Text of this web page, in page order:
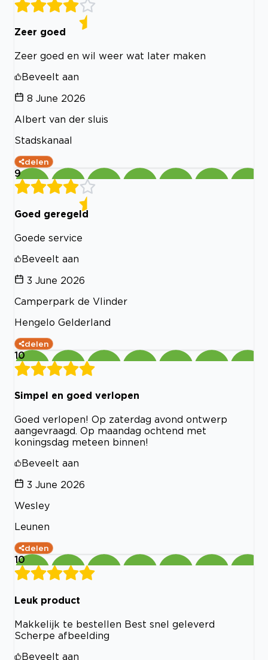
Zeer goed
Zeer goed en wil weer wat later maken
Beveelt aan
8 June 2026
Albert van der sluis
Stadskanaal
delen
9
Goed geregeld
Goede service
Beveelt aan
3 June 2026
Camperpark de Vlinder
Hengelo Gelderland
delen
10
Simpel en goed verlopen
Goed verlopen! Op zaterdag avond ontwerp
aangevraagd. Op maandag ochtend met
koningsdag meteen binnen!
Beveelt aan
3 June 2026
Wesley
Leunen
delen
10
Leuk product
Makkelijk te bestellen Best snel geleverd
Scherpe afbeelding
Beveelt aan